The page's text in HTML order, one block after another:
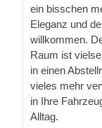
ein bisschen
Eleganz und
willkommen.
Raum ist
in einen
vieles mehr
in Ihre
Alltag.